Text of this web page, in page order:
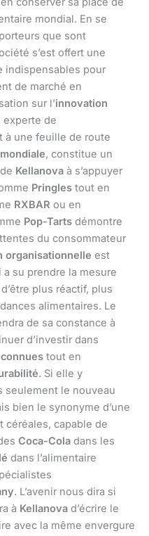
mondial. En se
que sont
s’est offert une
indispensables pour
de marché en
sur l’innovation
experte de
à une feuille de route
, constitue un
Kellanova à s’appuyer
Pringles tout en
RXBAR ou en
Pop-Tarts démontre
du consommateur
organisationnelle est
su prendre la mesure
plus réactif, plus
alimentaires. Le
de sa constance à
d’investir dans
tout en
. Si elle y
seulement le nouveau
bien le synonyme d’une
céréales, capable de
Coca-Cola dans les
dans l’alimentaire
. L’avenir nous dira si
à Kellanova d’écrire le
avec la même envergure